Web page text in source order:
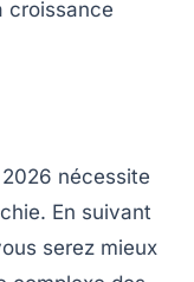
croissance
nécessite
En suivant
serez mieux